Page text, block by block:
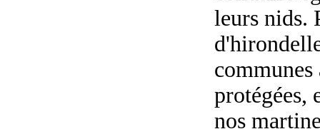
leurs nids.
protégées,
nos